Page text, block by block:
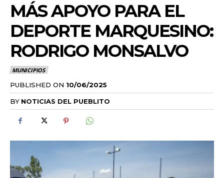
MÁS APOYO PARA EL
DEPORTE MARQUESINO:
RODRIGO MONSALVO
MUNICIPIOS
PUBLISHED ON 10/06/2025
BY NOTICIAS DEL PUEBLITO